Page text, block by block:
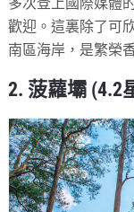
歡迎。這裏除了可
南區海岸，是繁榮
2. 菠蘿壩 (4.2